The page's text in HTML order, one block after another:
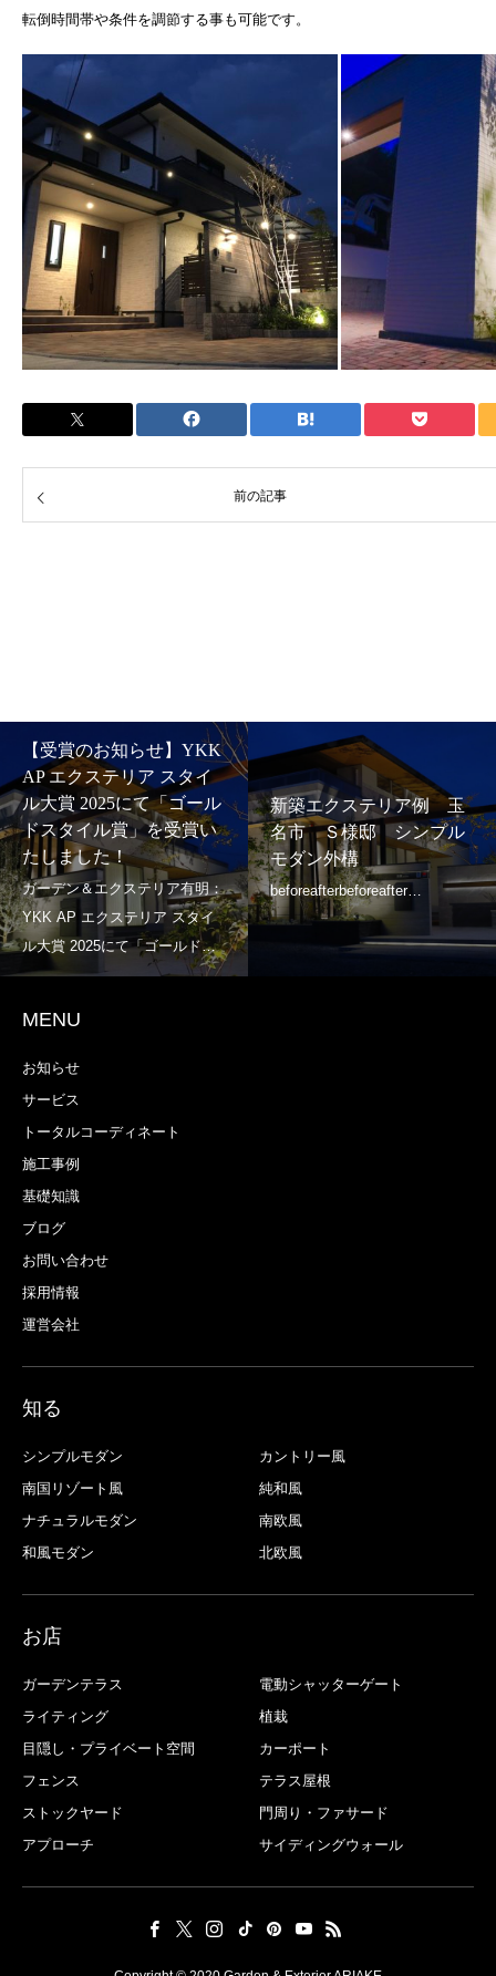
転倒時間帯や条件を調節する事も可能です。
前の記事
【受賞のお知らせ】YKK
AP エクステリア スタイ
ル大賞 2025にて「ゴール
ドスタイル賞」を受賞い
たしました！
新築エクステリア例 玉
名市 Ｓ様邸 シンプル
モダン外構
MENU
お知らせ
サービス
トータルコーディネート
施工事例
基礎知識
ブログ
お問い合わせ
採用情報
運営会社
知る
シンプルモダン
カントリー風
南国リゾート風
純和風
ナチュラルモダン
南欧風
和風モダン
北欧風
お店
ガーデンテラス
電動シャッターゲート
ライティング
植栽
目隠し・プライベート空間
カーポート
フェンス
テラス屋根
ストックヤード
門周り・ファサード
アプローチ
サイディングウォール